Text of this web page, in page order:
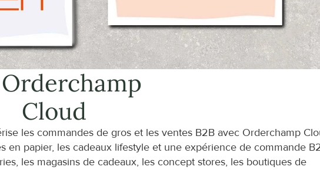
Cloud
les commandes de gros et les ventes B2B avec Orderchamp
en papier, les cadeaux lifestyle et une expérience de commande
les magasins de cadeaux, les concept stores, les boutiques de